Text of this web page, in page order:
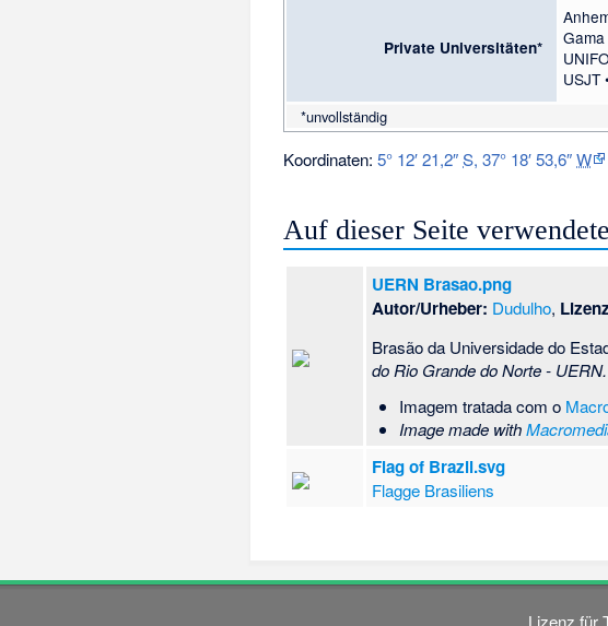
Private Universitäten*
USJT•
*unvollständig
Koordinaten:5° 12′ 21,2″S,37° 18′ 53,6″W
Auf dieser Seite
UERN Brasao.png
Autor/Urheber: Dudulho,
Brasão da Universidade do
do Rio Grande do Norte - UERN.
Imagem tratada com o
Image made with
Flag of Brazil.svg
Flagge Brasiliens
Lizenz für